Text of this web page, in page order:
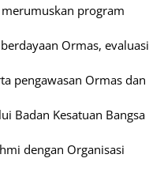
program
Ormas, evaluasi
pengawasan Ormas dan
Badan Kesatuan Bangsa
dengan Organisasi